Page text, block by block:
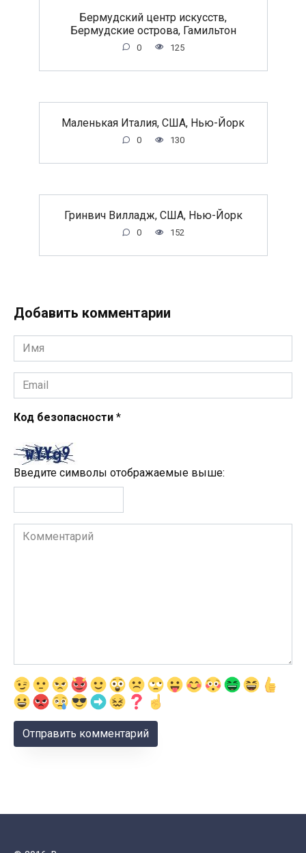
Бермудский центр искусств,
Бермудские острова, Гамильтон
0 125
Маленькая Италия, США, Нью-Йорк
0 130
Гринвич Вилладж, США, Нью-Йорк
0 152
Добавить комментарии
Имя
*
Email
*
Код безопасности *
Введите символы отображаемые выше:
Комментарий